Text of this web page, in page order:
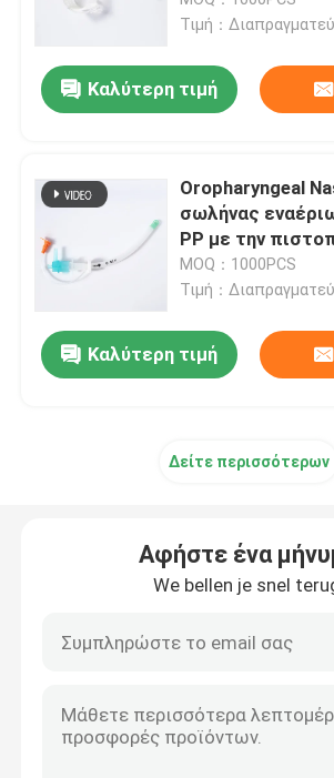
Nasopharyngeal σωλήνας
Μίας χρήσης Endotracheal σωλήνας
Διπλός βρογχικός σωλήνας
Βρογχικός Blocker σωλήνας
Τιμή：
Καλύτερη τιμή
Oropharyngeal
σωλήνας
PP με την
ISO13485
MOQ：1000PCS
Τιμή：
Καλύτερη τιμή
Δείτε περισσότερων
Αφήστε ένα
We bellen je snel